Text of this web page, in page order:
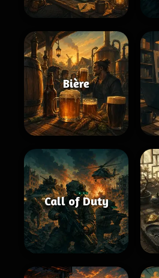
Bière
Call of Duty